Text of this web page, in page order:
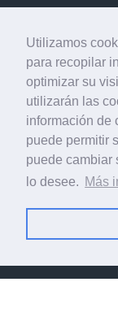
Utilizamos
para recopilar
optimizar su
utilizarán las
información de
puede permitir
puede cambiar
lo desee. Más
profesionales
Ediciones Industria
Calle Fluvià 257,